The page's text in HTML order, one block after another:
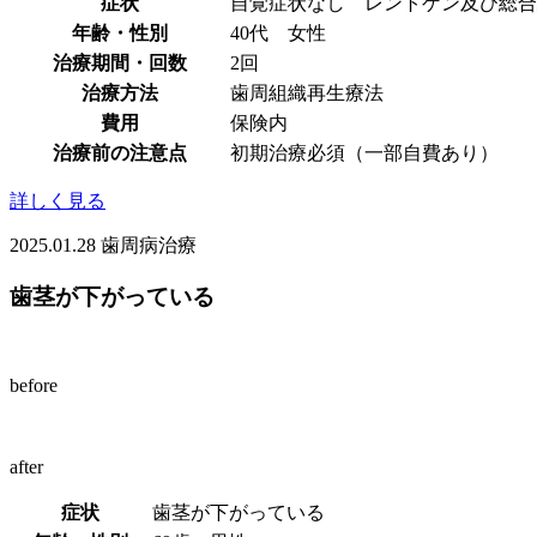
年齢・性別
40代 女性
治療期間・回数
2回
治療方法
歯周組織再生療法
費用
保険内
治療前の注意点
初期治療必須（一部自費あり）
詳しく見る
2025.01.28 歯周病治療
歯茎が下がっている
before
after
症状
歯茎が下がっている